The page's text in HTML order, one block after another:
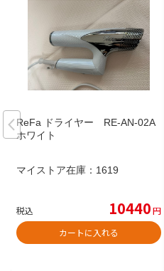
ReFa ドライヤー RE-AN-02A
ホワイト
マイストア在庫： 1619
税込 10440円
カートに入れる